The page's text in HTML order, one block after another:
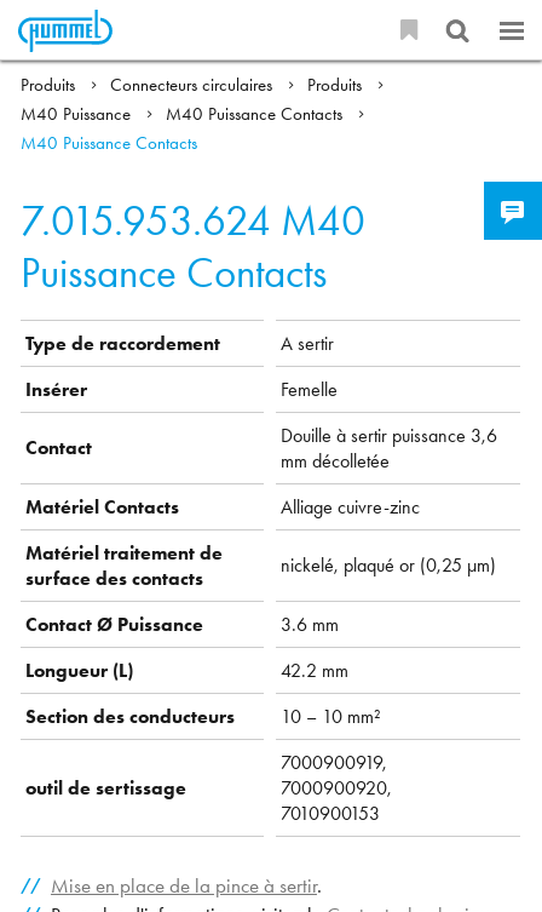
Produits Connecteurs circulaires
Produits
M40 Puissance
M40 Puissance Contacts
M40 Puissance Contacts
7.015.953.624 M40
Puissance Contacts
Type de raccordement
A sertir
Insérer
Femelle
Contact
Douille à sertir puissance 3,6
mm décolletée
Matériel Contacts
Alliage cuivre-zinc
Matériel traitement de
surface des contacts
nickelé, plaqué or (0,25 µm)
Contact Ø Puissance
3.6 mm
Longueur (L)
42.2 mm
Section des conducteurs
10 – 10 mm²
outil de sertissage
7000900919,
7000900920,
7010900153
Mise en place de la pince à sertir.